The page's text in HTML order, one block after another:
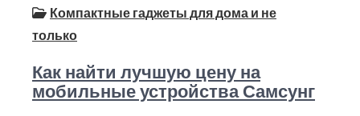
Компактные гаджеты для дома и не
только
Как найти лучшую цену на
мобильные устройства Самсунг